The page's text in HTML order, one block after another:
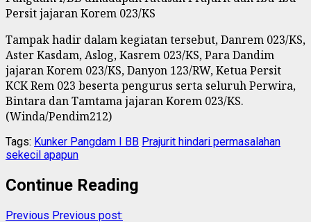
Persit jajaran Korem 023/KS
Tampak hadir dalam kegiatan tersebut, Danrem 023/KS,
Aster Kasdam, Aslog, Kasrem 023/KS, Para Dandim
jajaran Korem 023/KS, Danyon 123/RW, Ketua Persit
KCK Rem 023 beserta pengurus serta seluruh Perwira,
Bintara dan Tamtama jajaran Korem 023/KS.
(Winda/Pendim212)
Tags: Kunker Pangdam I BB Prajurit hindari permasalahan
sekecil apapun
Continue Reading
Previous Previous post: